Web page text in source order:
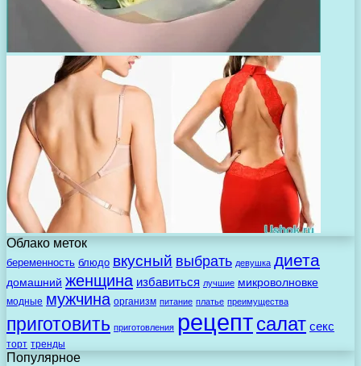
Облако меток
беременность блюдо вкусный выбрать девушка диета
домашний женщина избавиться лучшие микроволновке
модные мужчина организм питание платье преимущества
приготовить приготовления рецептсалат секс
торт тренды
Популярное